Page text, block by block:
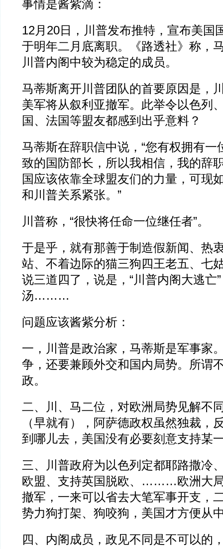
事情是酱紫滴：
12月20日，川普发布推特，宣布美国
于明年二月底离职。《路透社》称，
川普内阁中较为稳定的成员。
马蒂斯离开川普团队的首要原因是，
美军将从叙利亚撤军。此举令以色列
国、法国等盟友都感到出乎意料？
马蒂斯在辞职信中说，“您有权拥有一
致的国防部长，所以我相信，我的辞
国应该依靠全球盟友们的力量，可现
和川普关系紧张。”
川普称，“很快将任命一位继任者”。
于是乎，就有那善于制造假新闻、热
站、不着边际的猫三狗四王老五、七
说三道四了，说是，“川普内阁大逃亡
汤………
问题应该酱紫分析：
一，川普是政治家，马蒂斯是军事家
争，还要兼顾外交和国内局势。所谓
政。
二、川、马二位，对欧洲局势见解不
（早就有），阿萨德政权虽然独裁，
到哪儿去，美国没有必要刻意支持某
三、川普政府为以色列定都耶路撒冷
欧盟、支持英国脱欧、………欧洲大
撤军，一来可以省去大笔军事开支，
势力狗打架、狗咬狗，美国才方便从
四、内阁成员，政见不同是不可以的